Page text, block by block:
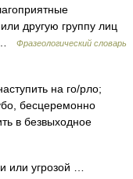
другую группу лиц
…
Фразеологический словарь
на го/рло;
бесцеремонно
в безвыходное
или угрозой …